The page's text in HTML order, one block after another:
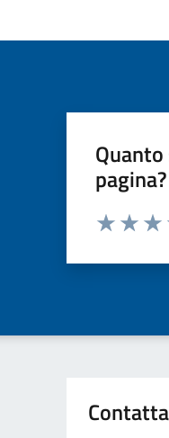
pagina?
Valuta da 1 a